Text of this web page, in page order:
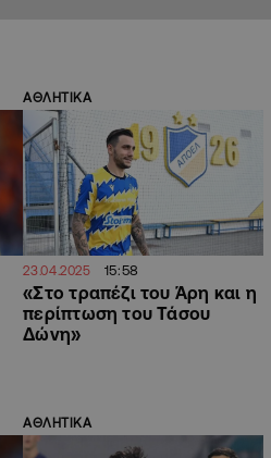
ΑΘΛΗΤΙΚΑ
23.04.2025 15:58
«Στο τραπέζι του Άρη και η
περίπτωση του Τάσου
Δώνη»
ΑΘΛΗΤΙΚΑ